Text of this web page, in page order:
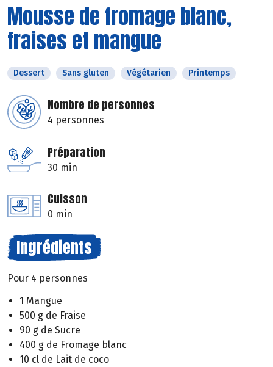
Mousse de fromage blanc,
fraises et mangue
Dessert Sans gluten Végétarien Printemps
Nombre de personnes
4 personnes
Préparation
30 min
Cuisson
0 min
Ingrédients
Pour 4 personnes
1 Mangue
500 g de Fraise
90 g de Sucre
400 g de Fromage blanc
10 cl de Lait de coco